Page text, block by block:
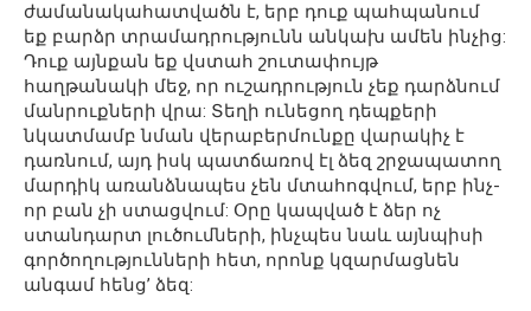
ժամանակահատվածն է, երբ դուք պահպանում
եք բարձր տրամադրությունն անկախ ամեն ինչից:
Դուք այնքան եք վստահ շուտափույթ
հաղթանակի մեջ, որ ուշադրություն չեք դարձնում
մանրուքների վրա: Տեղի ունեցող դեպքերի
նկատմամբ նման վերաբերմունքը վարակիչ է
դառնում, այդ իսկ պատճառով էլ ձեզ շրջապատող
մարդիկ առանձնապես չեն մտահոգվում, երբ ինչ-
որ բան չի ստացվում: Օրը կապված է ձեր ոչ
ստանդարտ լուծումների, ինչպես նաև այնպիսի
գործողությունների հետ, որոնք կզարմացնեն
անգամ հենց’ ձեզ: